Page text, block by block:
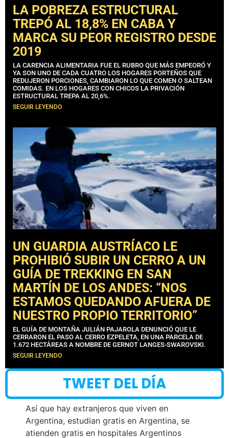
LA POBREZA ESTRUCTURAL
TREPÓ AL 18,8% EN CABA Y
MARCA SU PEOR REGISTRO DESDE
2019
LA CARENCIA ALIMENTARIA FUE EL RUBRO QUE MÁS EMPEORÓ Y
YA SON UNO DE CADA CUATRO LOS HOGARES PORTEÑOS QUE
REDUJERON PORCIONES, CAMBIARON LO QUE COMEN O SALTEAN
COMIDAS. EN LOS HOGARES CON CHICOS LA PRIVACIÓN
ESTRUCTURAL TREPA AL 20,6%.
SEGUIR LEYENDO
UN GUARDIA AUSTRÍACO LE
PROHIBIÓ SUBIR UN CERRO A UN
GUÍA DE TREKKING EN SAN
MARTÍN DE LOS ANDES: “NOS
ESTAMOS QUEDANDO AFUERA DE
NUESTRO PROPIO TERRITORIO”
EL GUÍA DE MONTAÑA JULIÁN PAJAROLA DENUNCIÓ QUE LE
CERRARON EL PASO AL CERRO EZPELETA, EN UNA PARCELA DE
1.672 HECTÁREAS A NOMBRE DE GERNOT LANGES-SWAROVSKI.
SEGUIR LEYENDO
TWEET DEL DÍA
Así que hay extranjeros que viven en
Argentina, estudian gratis en Argentina, se
atienden gratis en hospitales Argentinos